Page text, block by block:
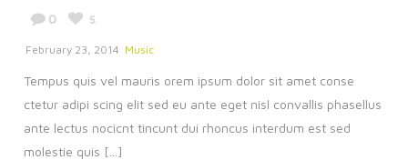
0 5
February 23, 2014 Music
Tempus quis vel mauris orem ipsum dolor sit amet conse
ctetur adipi scing elit sed eu ante eget nisl convallis phasellus
ante lectus nocicnt tincunt dui rhoncus interdum est sed
molestie quis [...]